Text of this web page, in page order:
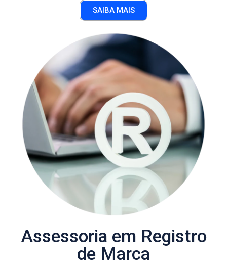
SAIBA MAIS
Assessoria em Registro
de Marca